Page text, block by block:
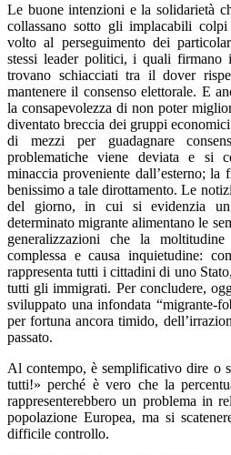
Le buone intenzioni e la solidarietà
collassano sotto gli implacabili
volto al perseguimento dei
stessi leader politici, i quali firmano
trovano schiacciati tra il dover
mantenere il consenso elettorale. E
la consapevolezza di non poter
diventato breccia dei gruppi
di mezzi per guadagnare
problematiche viene deviata e si
minaccia proveniente dall’esterno; la
benissimo a tale dirottamento. Le
del giorno, in cui si evidenzia
determinato migrante alimentano le
generalizzazioni che la
complessa e causa inquietudine:
rappresenta tutti i cittadini di uno
tutti gli immigrati. Per concludere,
sviluppato una infondata “migrante-
per fortuna ancora timido,
passato.
Al contempo, è semplificativo dire o
tutti!» perché è vero che la
rappresenterebbero un problema in
popolazione Europea, ma si
difficile controllo.